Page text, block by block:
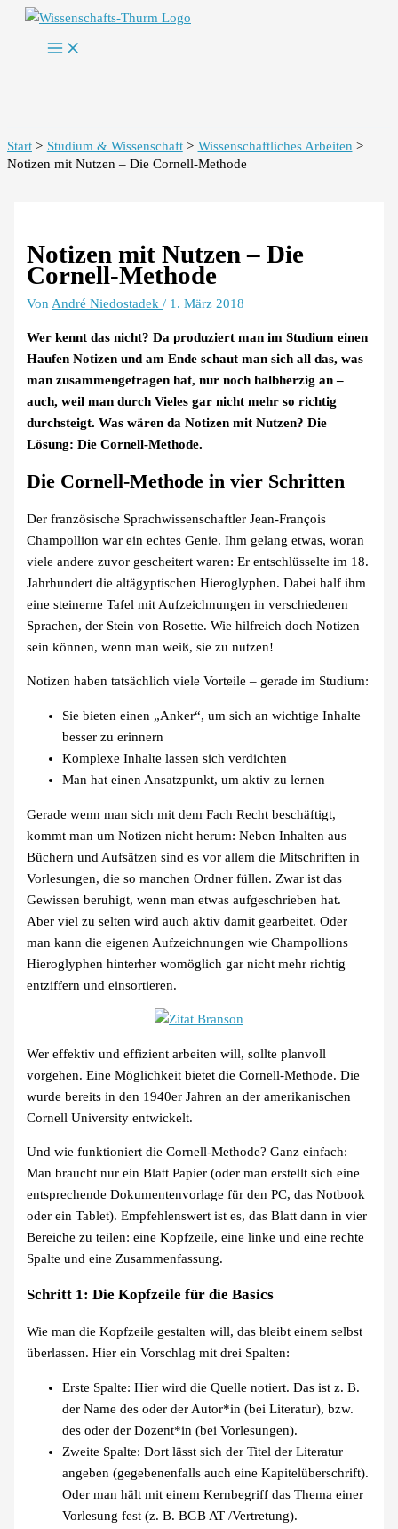
Zum
Start Studium & Wissenschaft
Wissenschaftliches Arbeiten
Notizen mit Nutzen – Die Cornell-Methode
Notizen mit Nutzen – Die
Cornell-Methode
Von André Niedostadek/ 1. März 2018
Wer kennt das nicht? Da produziert man im Studium einen
Haufen Notizen und am Ende schaut man sich all das, was
man zusammengetragen hat, nur noch halbherzig an –
auch, weil man durch Vieles gar nicht mehr so richtig
durchsteigt. Was wären da Notizen mit Nutzen? Die
Lösung: Die Cornell-Methode.
Die Cornell-Methode in vier Schritten
Der französische Sprachwissenschaftler Jean-François
Champollion war ein echtes Genie. Ihm gelang etwas, woran
viele andere zuvor gescheitert waren: Er entschlüsselte im 18.
Jahrhundert die altägyptischen Hieroglyphen. Dabei half ihm
eine steinerne Tafel mit Aufzeichnungen in verschiedenen
Sprachen, der Stein von Rosette. Wie hilfreich doch Notizen
sein können, wenn man weiß, sie zu nutzen!
Notizen haben tatsächlich viele Vorteile – gerade im Studium:
Sie bieten einen „Anker“, um sich an wichtige Inhalte
besser zu erinnern
Komplexe Inhalte lassen sich verdichten
Man hat einen Ansatzpunkt, um aktiv zu lernen
Gerade wenn man sich mit dem Fach Recht beschäftigt,
kommt man um Notizen nicht herum: Neben Inhalten aus
Büchern und Aufsätzen sind es vor allem die Mitschriften in
Vorlesungen, die so manchen Ordner füllen. Zwar ist das
Gewissen beruhigt, wenn man etwas aufgeschrieben hat.
Aber viel zu selten wird auch aktiv damit gearbeitet. Oder
man kann die eigenen Aufzeichnungen wie Champollions
Hieroglyphen hinterher womöglich gar nicht mehr richtig
entziffern und einsortieren.
Wer effektiv und effizient arbeiten will, sollte planvoll
vorgehen. Eine Möglichkeit bietet die Cornell-Methode. Die
wurde bereits in den 1940er Jahren an der amerikanischen
Cornell University entwickelt.
Und wie funktioniert die Cornell-Methode? Ganz einfach:
Man braucht nur ein Blatt Papier (oder man erstellt sich eine
entsprechende Dokumentenvorlage für den PC, das Notbook
oder ein Tablet). Empfehlenswert ist es, das Blatt dann in vier
Bereiche zu teilen: eine Kopfzeile, eine linke und eine rechte
Spalte und eine Zusammenfassung.
Schritt 1: Die Kopfzeile für die Basics
Wie man die Kopfzeile gestalten will, das bleibt einem selbst
überlassen. Hier ein Vorschlag mit drei Spalten:
Erste Spalte: Hier wird die Quelle notiert. Das ist z. B.
der Name des oder der Autor*in (bei Literatur), bzw.
des oder der Dozent*in (bei Vorlesungen).
Zweite Spalte: Dort lässt sich der Titel der Literatur
angeben (gegebenenfalls auch eine Kapitelüberschrift).
Oder man hält mit einem Kernbegriff das Thema einer
Vorlesung fest (z. B. BGB AT /Vertretung).